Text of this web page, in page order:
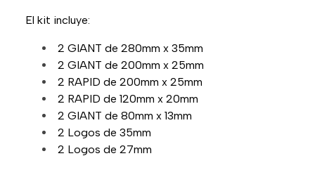
El kit incluye:
2 GIANT de 280mm x 35mm
2 GIANT de 200mm x 25mm
2 RAPID de 200mm x 25mm
2 RAPID de 120mm x 20mm
2 GIANT de 80mm x 13mm
2 Logos de 35mm
2 Logos de 27mm